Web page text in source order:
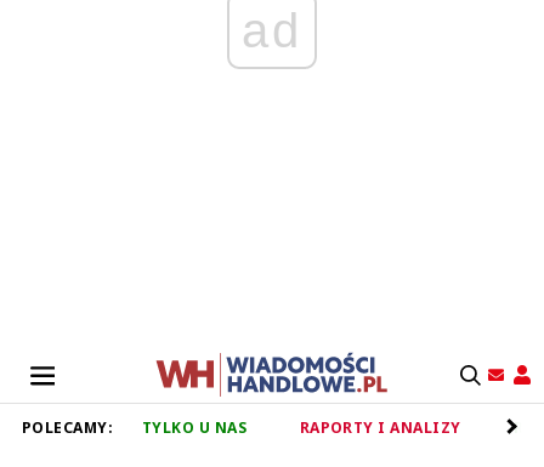
ad
POLECAMY: TYLKO U NAS RAPORTY I ANALIZY